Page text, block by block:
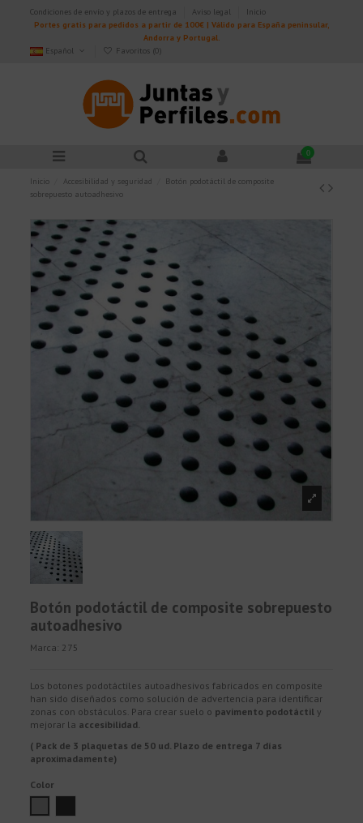
Condiciones de envío y plazos de entrega Aviso legal
Inicio
Portes gratis para pedidos a partir de 100€ | Válido para España peninsular,
Andorra y Portugal.
Español
Favoritos (0)
0
Inicio Accesibilidad y seguridad
Botón podotáctil de composite
sobrepuesto autoadhesivo
Botón podotáctil de composite sobrepuesto
autoadhesivo
Marca: 275
Los botones podotáctiles autoadhesivos fabricados en composite
han sido diseñados como solución de advertencia para identificar
zonas con obstáculos. Para crear suelo o pavimento podotáctily
mejorar la accesibilidad.
( Pack de 3 plaquetas de 50 ud. Plazo de entrega 7 días
aproximadamente)
Color